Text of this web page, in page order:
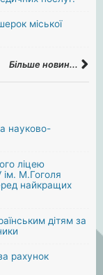
міської
Більше новин...
науково-
ліцею
ім. М.Гоголя
найкращих
дітям за
рахунок